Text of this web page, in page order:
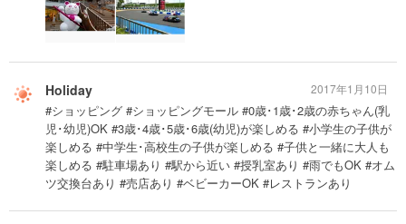
Holiday
#ショッピング #ショッピングモール #0歳･1歳･2歳の赤ちゃん(乳
児･幼児)OK #3歳･4歳･5歳･6歳(幼児)が楽しめる #小学生の子供が
楽しめる #中学生･高校生の子供が楽しめる #子供と一緒に大人も
楽しめる #駐車場あり #駅から近い #授乳室あり #雨でもOK #オム
ツ交換台あり #売店あり #ベビーカーOK #レストランあり
2017年1月10日